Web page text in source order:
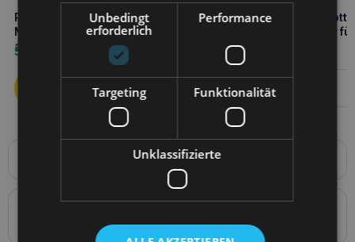
PERRO Ente mit Karotten 800g
Monoproteinfutter für
ausgewachsene Hunde
5,10
PERRO Kabeljau mit
850g Monoproteinfutter für
ausgewachsene Hunde
6,40€
Weiterlesen
Produktbeschreibung
empfindlichem Verdauungssystemund besonderen
Ernährungsbedürfnissen. Das Futter basiert auf Zucchini,
Vorschriften: Produktverantwortung
Unbedingt
erforderlich
Performance
Targeting Funktionalität
Unklassifizierte